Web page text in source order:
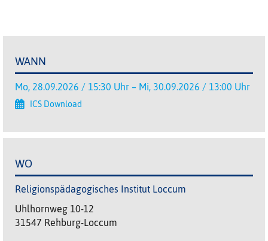
WANN
Mo, 28.09.2026 / 15:30 Uhr – Mi, 30.09.2026 / 13:00 Uhr
ICS Download
WO
Religionspädagogisches Institut Loccum
Uhlhornweg 10-12
31547 Rehburg-Loccum